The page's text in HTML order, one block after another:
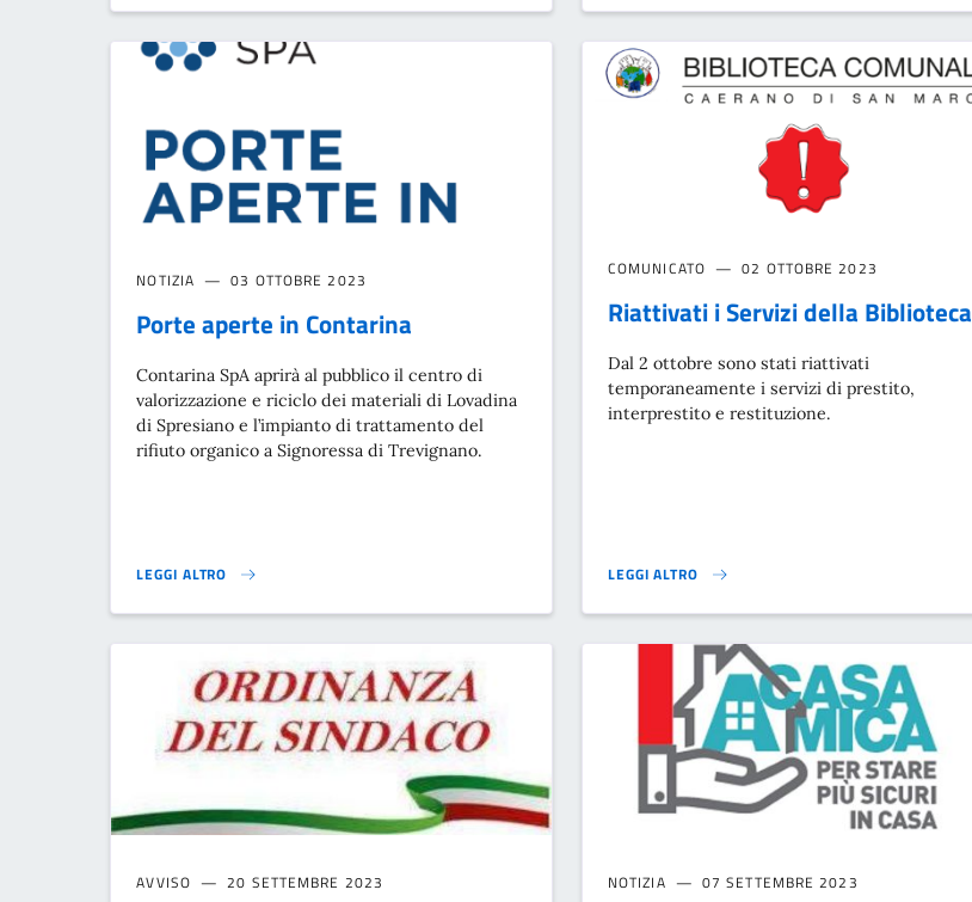
NOTIZIA 03 OTTOBRE 2023
Porte aperte in Contarina
Contarina SpA aprirà al pubblico il centro di
valorizzazione e riciclo dei materiali di Lovadina
di Spresiano e l’impianto di trattamento del
rifiuto organico a Signoressa di Trevignano.
LEGGI ALTRO
PORTE APERTE IN CONTARINA}
COMUNICATO 02 OTTOBRE 2023
Riattivati i Servizi della Biblioteca
Dal 2 ottobre sono stati riattivati
temporaneamente i servizi di prestito,
interprestito e restituzione.
LEGGI ALTRO
RIATTIVATI I SERVIZI DELLA BIBLIOTECA}
AVVISO 20 SETTEMBRE 2023 NOTIZIA 07 SETTEMBRE 2023